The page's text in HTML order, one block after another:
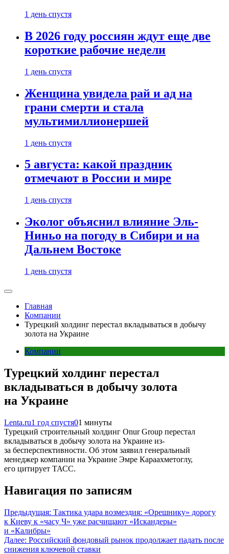
1 день спустя
В 2026 году россиян ждут еще две
короткие рабочие недели
1 день спустя
Женщина увидела рай и ад на
грани смерти и стала
мультимиллионершей
1 день спустя
5 августа: какой праздник
отмечают в России и мире
1 день спустя
Эколог объяснил влияние Эль-
Ниньо на погоду в Сибири и на
Дальнем Востоке
1 день спустя
Главная
Компании
Турецкий холдинг перестал вкладываться в добычу
золота на Украине
Компании
Турецкий холдинг перестал
вкладываться в добычу золота
на Украине
Lenta.ru1 год спустя01 минуты
Турецкий строительный холдинг Onur Group перестал
вкладываться в добычу золота на Украине из-
за бесперспективности. Об этом заявил генеральный
менеджер компании на Украине Эмре Караахметоглу,
его цитирует ТАСС.
Навигация по записям
Предыдущая: Тактика удара возмездия: «Орешнику» дорогу
к Киеву к «часу Ч» уже расчищают «Искандеры»
и «Калибры»
Далее: Российский фондовый рынок продолжает падать после
снижения ключевой ставки